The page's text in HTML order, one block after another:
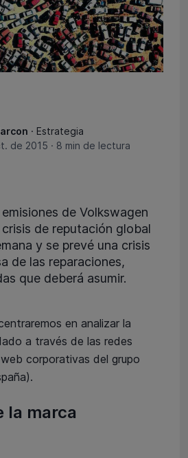
· Estrategia
de 2015 · 8 min de lectura
de Volkswagen
de reputación global
y se prevé una crisis
de las reparaciones,
que deberá asumir.
en analizar la
a través de las redes
corporativas del grupo
la marca